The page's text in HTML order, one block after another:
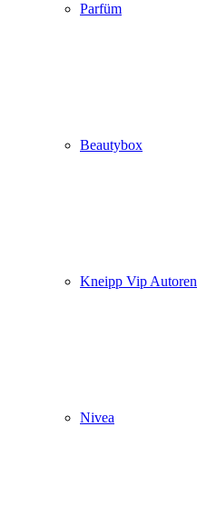
Parfüm
Beautybox
Kneipp Vip Autoren
Nivea